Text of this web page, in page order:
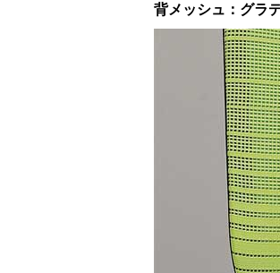
背メッシュ：グラ